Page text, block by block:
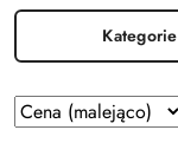
Kategorie
Zastosowano
sortowanie:
Sortuj
według